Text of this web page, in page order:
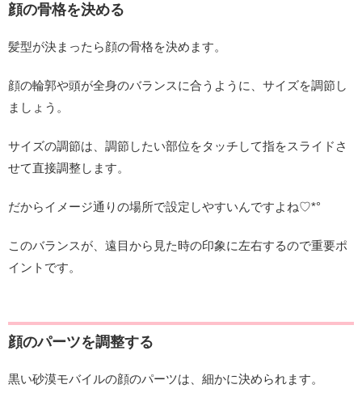
顔の骨格を決める
髪型が決まったら顔の骨格を決めます。
顔の輪郭や頭が全身のバランスに合うように、サイズを調節し
ましょう。
サイズの調節は、調節したい部位をタッチして指をスライドさ
せて直接調整します。
だからイメージ通りの場所で設定しやすいんですよね♡*°
このバランスが、遠目から見た時の印象に左右するので重要ポ
イントです。
顔のパーツを調整する
黒い砂漠モバイルの顔のパーツは、細かに決められます。